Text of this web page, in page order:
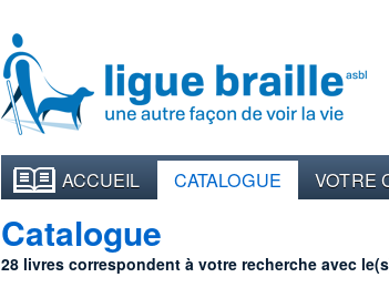
ACCUEIL CATALOGUE VOTRE
Catalogue
28 livres correspondent à votre recherche avec